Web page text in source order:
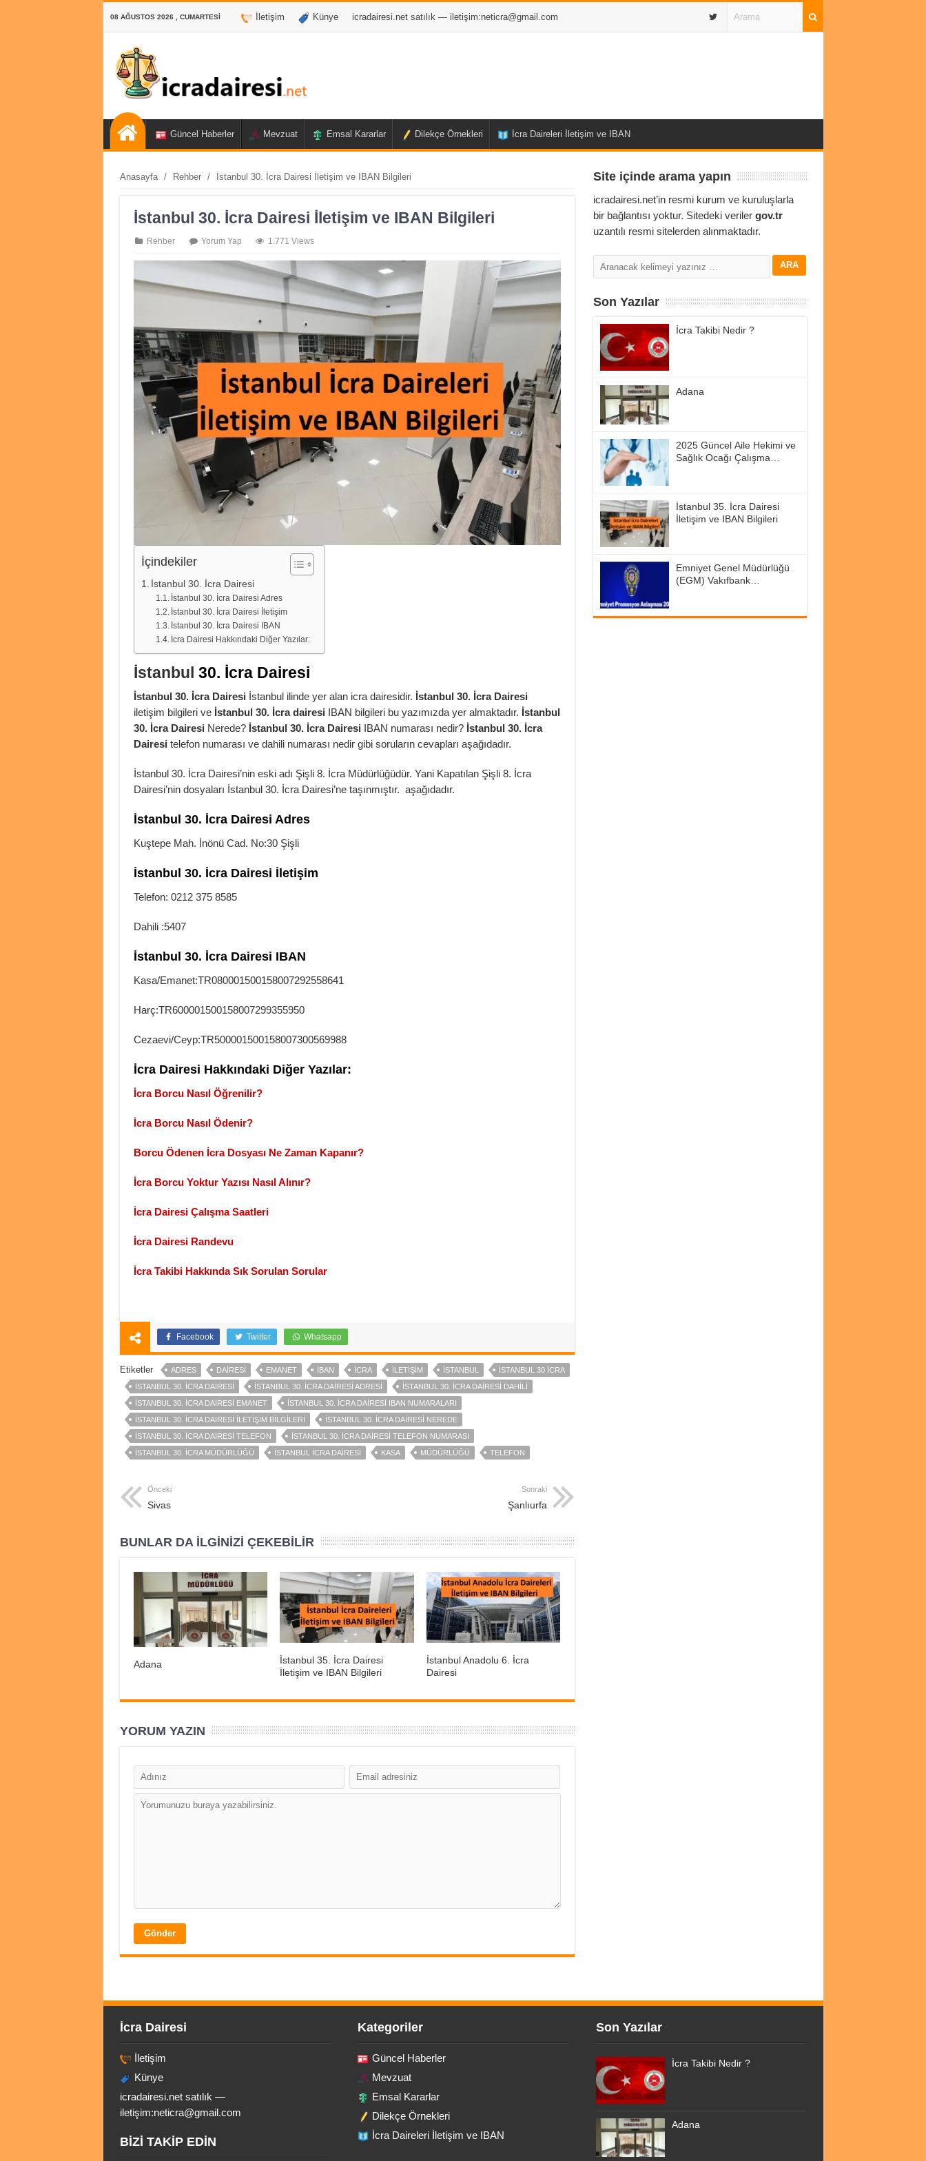
08 AĞUSTOS 2026 , CUMARTESI İletişim Künye icradairesi.net satılık — iletişim:neticra@gmail.com
Güncel Haberler Mevzuat Emsal Kararlar Dilekçe Örnekleri İcra Daireleri İletişim ve IBAN
Anasayfa / Rehber / İstanbul 30. İcra Dairesi İletişim ve IBAN Bilgileri
İstanbul 30. İcra Dairesi İletişim ve IBAN Bilgileri
Rehber Yorum Yap 1.771 Views
İçindekiler
İstanbul 30. İcra Dairesi
İstanbul 30. İcra Dairesi Adres
İstanbul 30. İcra Dairesi İletişim
İstanbul 30. İcra Dairesi IBAN
İcra Dairesi Hakkındaki Diğer Yazılar:
İstanbul 30. İcra Dairesi
İstanbul 30. İcra Dairesi İstanbul ilinde yer alan icra dairesidir. İstanbul 30. İcra Dairesi
iletişim bilgileri ve İstanbul 30. İcra dairesi IBAN bilgileri bu yazımızda yer almaktadır. İstanbul
30. İcra Dairesi Nerede? İstanbul 30. İcra Dairesi IBAN numarası nedir? İstanbul 30. İcra
Dairesi telefon numarası ve dahili numarası nedir gibi soruların cevapları aşağıdadır.
İstanbul 30. İcra Dairesi’nin eski adı Şişli 8. İcra Müdürlüğüdür. Yani Kapatılan Şişli 8. İcra
Dairesi’nin dosyaları İstanbul 30. İcra Dairesi’ne taşınmıştır. aşağıdadır.
İstanbul 30. İcra Dairesi Adres
Kuştepe Mah. İnönü Cad. No:30 Şişli
İstanbul 30. İcra Dairesi İletişim
Telefon: 0212 375 8585
Dahili :5407
İstanbul 30. İcra Dairesi IBAN
Kasa/Emanet:TR080001500158007292558641
Harç:TR600001500158007299355950
Cezaevi/Ceyp:TR500001500158007300569988
İcra Dairesi Hakkındaki Diğer Yazılar:
İcra Borcu Nasıl Öğrenilir?
İcra Borcu Nasıl Ödenir?
Borcu Ödenen İcra Dosyası Ne Zaman Kapanır?
İcra Borcu Yoktur Yazısı Nasıl Alınır?
İcra Dairesi Çalışma Saatleri
İcra Dairesi Randevu
İcra Takibi Hakkında Sık Sorulan Sorular
Facebook Twitter Whatsapp
Etiketler ADRES DAIRESI EMANET IBAN ICRA ILETIŞIM ISTANBUL
İSTANBUL 30 ICRA
İSTANBUL 30. İCRA DAIRESI
İSTANBUL 30. İCRA DAIRESI ADRESI
İSTANBUL 30. İCRA DAIRESI DAHILI
İSTANBUL 30. İCRA DAIRESI EMANET
İSTANBUL 30. İCRA DAIRESI IBAN NUMARALARI
İSTANBUL 30. İCRA DAIRESI İLETIŞIM BILGILERI
İSTANBUL 30. İCRA DAIRESI NEREDE
İSTANBUL 30. İCRA DAIRESI TELEFON
İSTANBUL 30. İCRA DAIRESI TELEFON NUMARASI
İSTANBUL 30. İCRA MÜDÜRLÜĞÜ
ISTANBUL ICRA DAIRESI KASA MÜDÜRLÜĞÜ TELEFON
Önceki
Sivas
Sonraki
Şanlıurfa
BUNLAR DA İLGINIZI ÇEKEBILIR
Adana
İstanbul 35. İcra Dairesi
İletişim ve IBAN Bilgileri
İstanbul Anadolu 6. İcra
Dairesi
YORUM YAZIN
Site içinde arama yapın
icradairesi.net’in resmi kurum ve kuruluşlarla
bir bağlantısı yoktur. Sitedeki veriler gov.tr
uzantılı resmi sitelerden alınmaktadır.
Son Yazılar
İcra Takibi Nedir ?
Adana
2025 Güncel Aile Hekimi ve
Sağlık Ocağı Çalışma
İstanbul 35. İcra Dairesi
İletişim ve IBAN Bilgileri
Emniyet Genel Müdürlüğü
(EGM) Vakıfbank
İcra Dairesi
İletişim
Künye
icradairesi.net satılık —
iletişim:neticra@gmail.com
BİZİ TAKİP EDİN
Kategoriler
Güncel Haberler
Mevzuat
Emsal Kararlar
Dilekçe Örnekleri
İcra Daireleri İletişim ve IBAN
Son Yazılar
İcra Takibi Nedir ?
Adana